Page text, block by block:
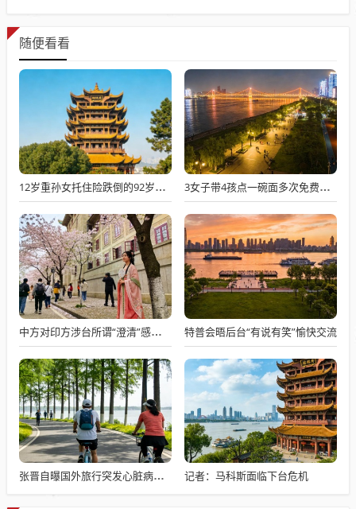
随便看看
12岁重孙女托住险跌倒的92岁太爷爷 3女子带4孩点一碗面多次免费续面
中方对印方涉台所谓“澄清”感到意外 特普会晤后台“有说有笑”愉快交流
张晋自曝国外旅行突发心脏病险丧命 记者：马科斯面临下台危机